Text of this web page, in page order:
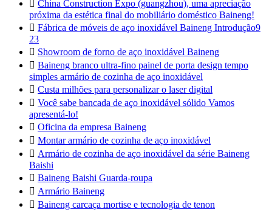
China Construction Expo (guangzhou), uma apreciação
próxima da estética final do mobiliário doméstico Baineng!
 Fábrica de móveis de aço inoxidável Baineng Introdução9
23
 Showroom de forno de aço inoxidável Baineng
 Baineng branco ultra-fino painel de porta design tempo
simples armário de cozinha de aço inoxidável
 Custa milhões para personalizar o laser digital
 Você sabe bancada de aço inoxidável sólido Vamos
apresentá-lo!
 Oficina da empresa Baineng
 Montar armário de cozinha de aço inoxidável
 Armário de cozinha de aço inoxidável da série Baineng
Baishi
 Baineng Baishi Guarda-roupa
 Armário Baineng
 Baineng carcaça mortise e tecnologia de tenon